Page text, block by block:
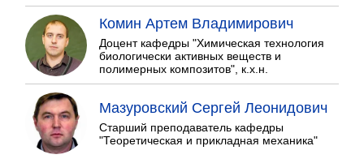
Комин Артем Владимирович
Доцент кафедры "Химическая технология
биологически активных веществ и
полимерных композитов", к.х.н.
Мазуровский Сергей Леонидович
Старший преподаватель кафедры
"Теоретическая и прикладная механика"